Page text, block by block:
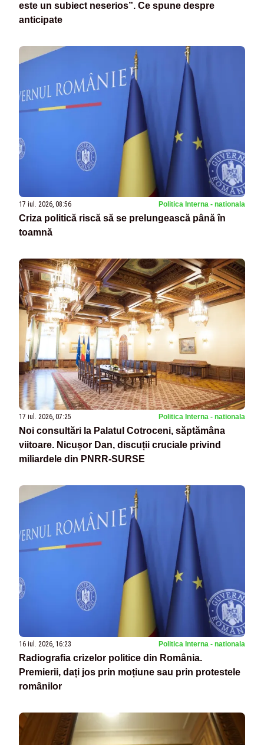
este un subiect neserios”. Ce spune despre
anticipate
17 iul. 2026, 08:56 Politica Interna - nationala
Criza politică riscă să se prelungească până în
toamnă
17 iul. 2026, 07:25 Politica Interna - nationala
Noi consultări la Palatul Cotroceni, săptămâna
viitoare. Nicușor Dan, discuții cruciale privind
miliardele din PNRR-SURSE
16 iul. 2026, 16:23 Politica Interna - nationala
Radiografia crizelor politice din România.
Premierii, dați jos prin moțiune sau prin protestele
românilor